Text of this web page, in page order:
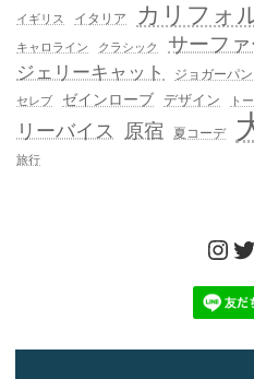
イギリス イタリア カリフォ
キャロライン クラシック サーファ
ジェリーキャット
ジョガーパ
セレブ ゼインローブ デザイン ト
リーバイス 原宿 夏コーデ
旅行